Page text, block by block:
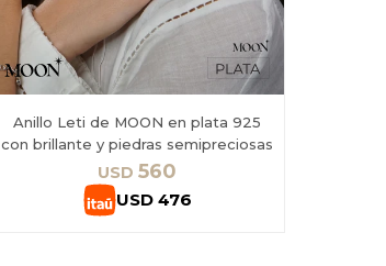
Anillo Leti de MOON en plata 925
con brillante y piedras semipreciosas
USD 560
USD 476